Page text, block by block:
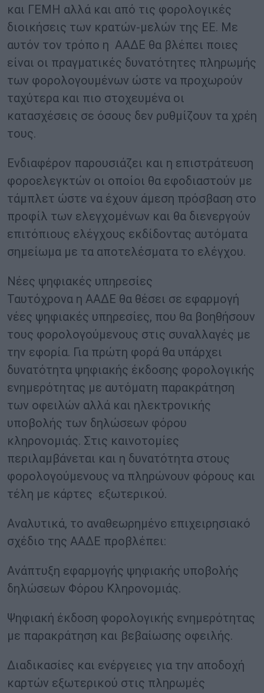
και ΓΕΜΗ αλλά και από τις φορολογικές
διοικήσεις των κρατών-μελών της ΕΕ. Με
αυτόν τον τρόπο η ΑΑΔΕ θα βλέπει ποιες
είναι οι πραγματικές δυνατότητες πληρωμής
των φορολογουμένων ώστε να προχωρούν
ταχύτερα και πιο στοχευμένα οι
κατασχέσεις σε όσους δεν ρυθμίζουν τα χρέη
τους.
Ενδιαφέρον παρουσιάζει και η επιστράτευση
φοροελεγκτών οι οποίοι θα εφοδιαστούν με
τάμπλετ ώστε να έχουν άμεση πρόσβαση στο
προφίλ των ελεγχομένων και θα διενεργούν
επιτόπιους ελέγχους εκδίδοντας αυτόματα
σημείωμα με τα αποτελέσματα το ελέγχου.
Νέες ψηφιακές υπηρεσίες
Ταυτόχρονα η ΑΑΔΕ θα θέσει σε εφαρμογή
νέες ψηφιακές υπηρεσίες, που θα βοηθήσουν
τους φορολογούμενους στις συναλλαγές με
την εφορία. Για πρώτη φορά θα υπάρχει
δυνατότητα ψηφιακής έκδοσης φορολογικής
ενημερότητας με αυτόματη παρακράτηση
των οφειλών αλλά και ηλεκτρονικής
υποβολής των δηλώσεων φόρου
κληρονομιάς. Στις καινοτομίες
περιλαμβάνεται και η δυνατότητα στους
φορολογούμενους να πληρώνουν φόρους και
τέλη με κάρτες εξωτερικού.
Αναλυτικά, το αναθεωρημένο επιχειρησιακό
σχέδιο της ΑΑΔΕ προβλέπει:
Ανάπτυξη εφαρμογής ψηφιακής υποβολής
δηλώσεων Φόρου Κληρονομιάς.
Ψηφιακή έκδοση φορολογικής ενημερότητας
με παρακράτηση και βεβαίωσης οφειλής.
Διαδικασίες και ενέργειες για την αποδοχή
καρτών εξωτερικού στις πληρωμές